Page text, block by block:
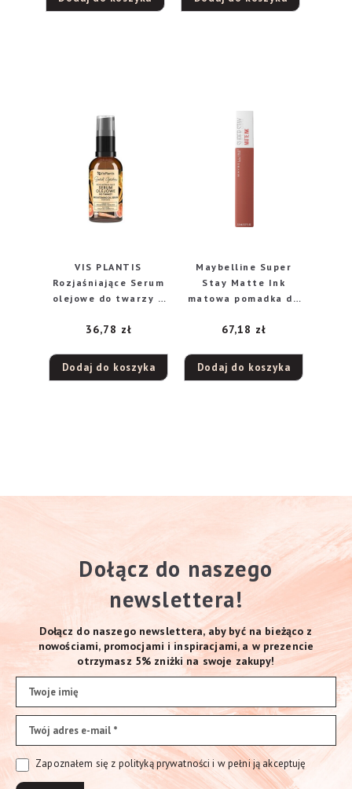
VIS PLANTIS
Rozjaśniające Serum
olejowe do twarzy –
Brzoskwinia &
36,78 zł
Dodaj do koszyka
Maybelline Super
Stay Matte Ink
matowa pomadka do
Amazonian, 5 ml
67,18 zł
Dodaj do koszyka
Dołącz do naszego
newslettera!
Dołącz do naszego newslettera, aby być na bieżąco z
nowościami, promocjami i inspiracjami, a w prezencie
otrzymasz 5% zniżki na swoje zakupy!
Zapoznałem się z polityką prywatności i w pełni ją akceptuję